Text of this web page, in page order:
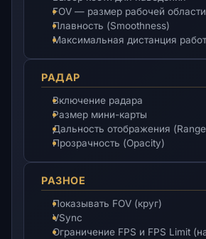
FOV — размер рабочей области
Плавность (Smoothness)
Максимальная дистанция
РАДАР
Включение радара
Размер мини-карты
Дальность отображения
Прозрачность (Opacity)
РАЗНОЕ
Показывать FOV (круг)
VSync
Ограничение FPS и FPS Limit